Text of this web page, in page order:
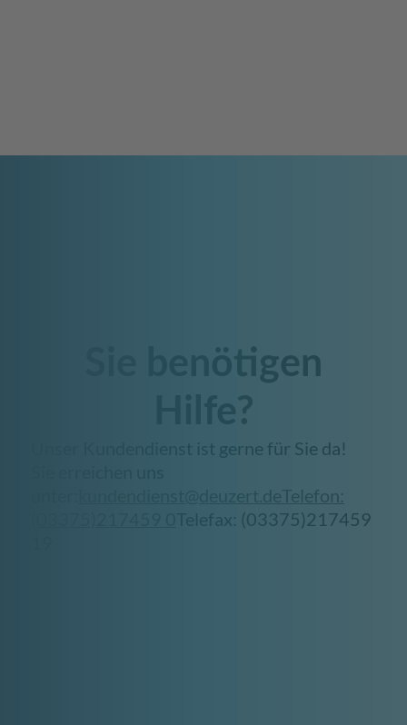
Sie benötigen
Hilfe?
Unser Kundendienst ist gerne für Sie da!
kundendienst@deuzert.de Telefon:
Telefax: (03375)217459